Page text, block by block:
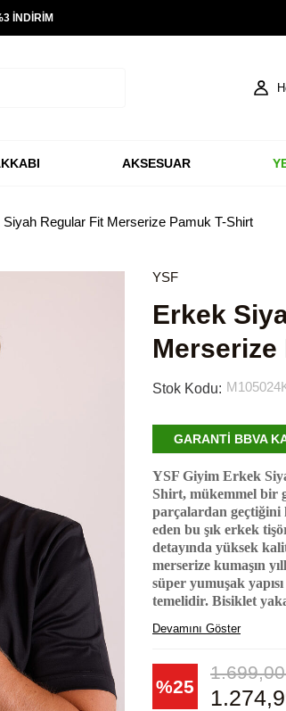
İNDİRİM
AKSESUAR
Siyah Regular Fit Merserize Pamuk T-Shirt
YSF
Erkek
Merserize
Stok Kodu:
GARANTİ BBVA
YSF Giyim Erkek
Shirt, mükemmel bir
parçalardan geçtiğini
eden bu şık erkek
detayında yüksek
merserize kumaşın
süper yumuşak
temelidir. Bisiklet
Devamını Göster
%25
1.699,00